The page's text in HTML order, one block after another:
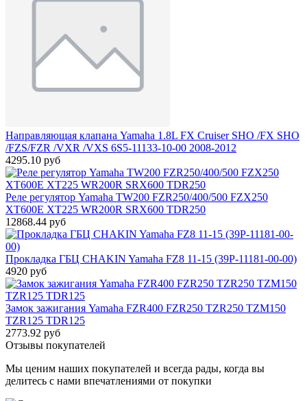
Направляющая клапана Yamaha 1.8L FX Cruiser SHO /FX SHO
/FZS/FZR /VXR /VXS 6S5-11133-10-00 2008-2012
4295.10 руб
Реле регулятор Yamaha TW200 FZR250/400/500 FZX250
XT600E XT225 WR200R SRX600 TDR250
12868.44 руб
Прокладка ГБЦ CHAKIN Yamaha FZ8 11-15 (39P-11181-00-00)
4920 руб
Замок зажигания Yamaha FZR400 FZR250 TZR250 TZM150
TZR125 TDR125
2773.92 руб
Отзывы покупателей
Мы ценим наших покупателей и всегда рады, когда вы
делитесь с нами впечатлениями от покупки